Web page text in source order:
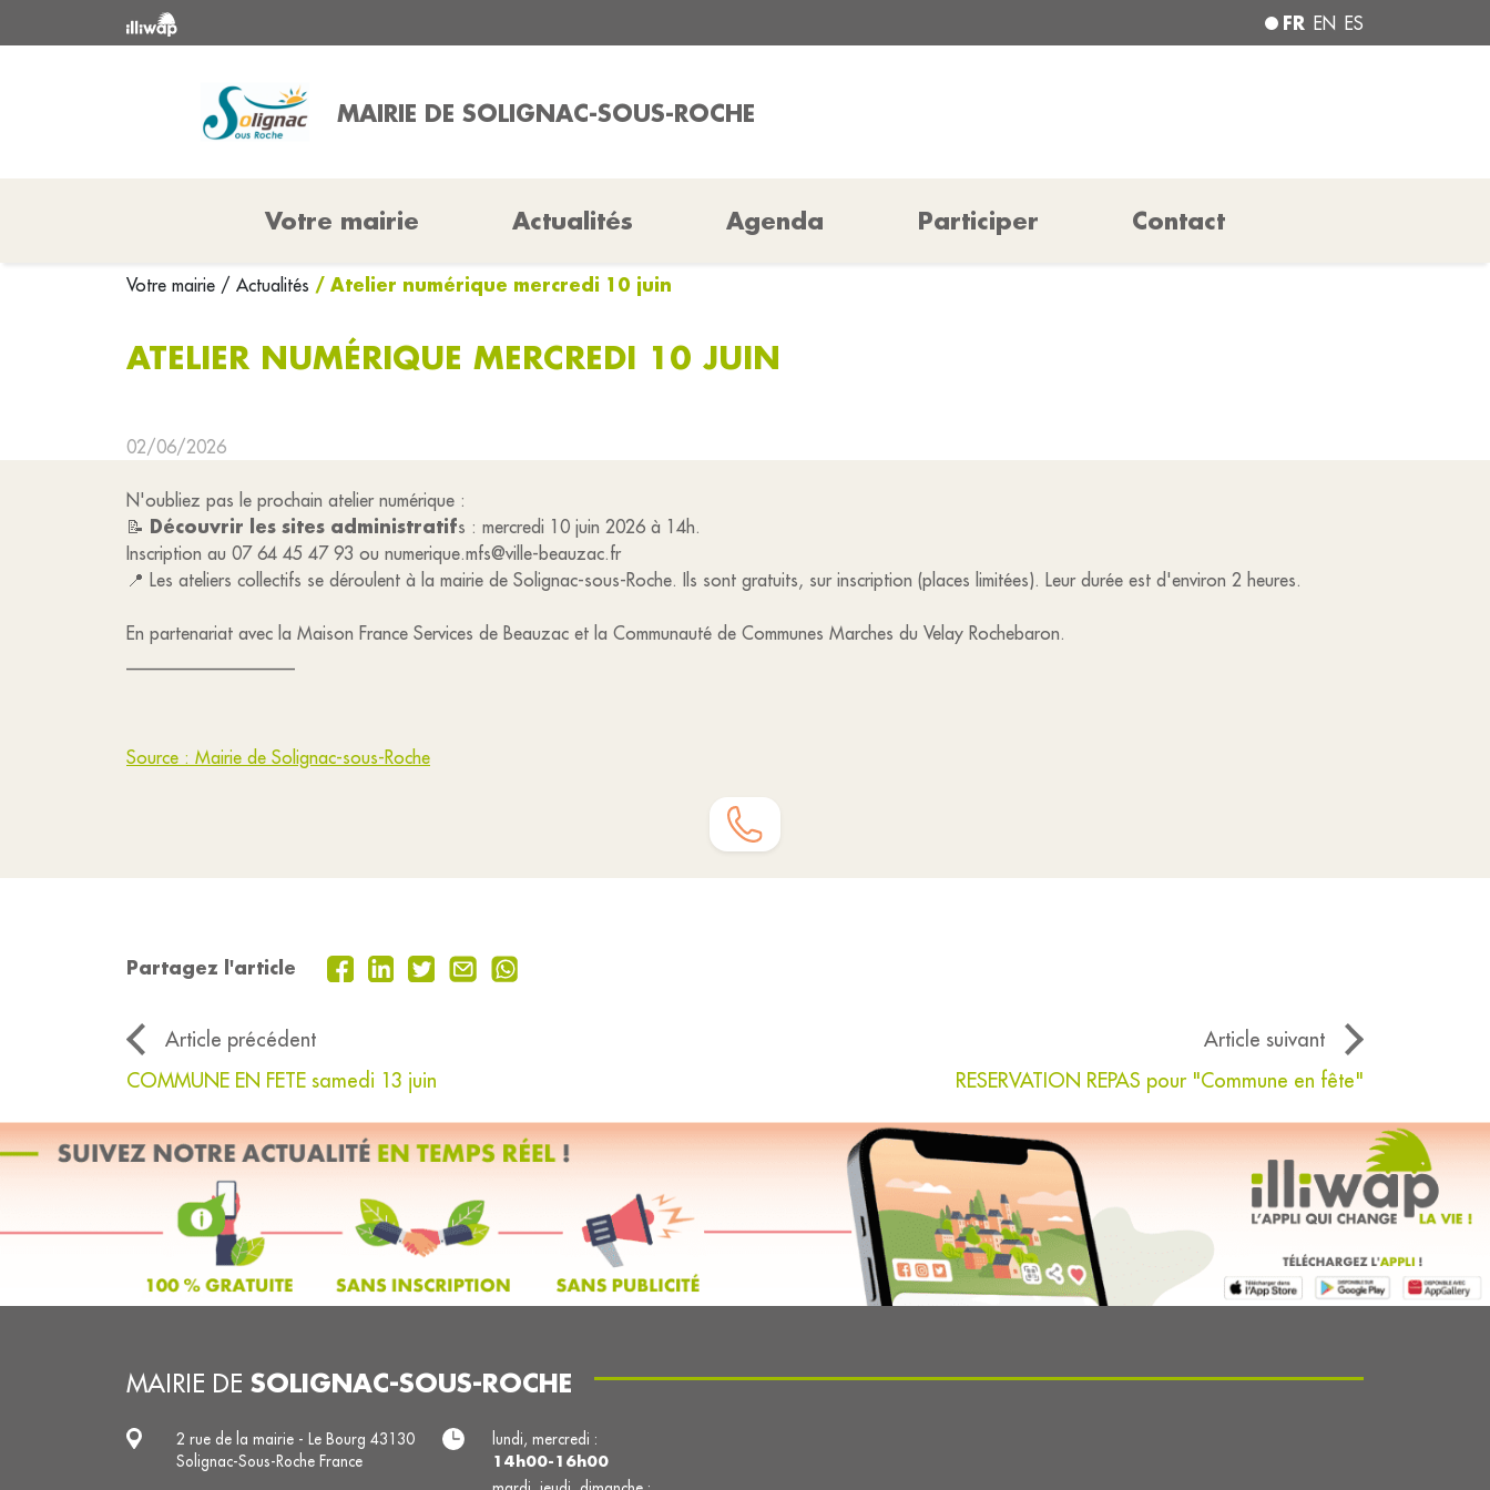
FR EN ES
MAIRIE DE SOLIGNAC-SOUS-ROCHE
Votre mairie Actualités Agenda Participer Contact
Votre mairie / Actualités / Atelier numérique mercredi 10 juin
ATELIER NUMÉRIQUE MERCREDI 10 JUIN
02/06/2026
N'oubliez pas le prochain atelier numérique :
📝 Découvrir les sites administratifs : mercredi 10 juin 2026 à 14h.
Inscription au 07 64 45 47 93 ou numerique.mfs@ville-beauzac.fr
📍 Les ateliers collectifs se déroulent à la mairie de Solignac-sous-Roche. Ils sont gratuits, sur inscription (places limitées). Leur durée est d'environ 2 heures.
En partenariat avec la Maison France Services de Beauzac et la Communauté de Communes Marches du Velay Rochebaron.
Source : Mairie de Solignac-sous-Roche
Partagez l'article
Article précédent
Article suivant
COMMUNE EN FETE samedi 13 juin
RESERVATION REPAS pour "Commune en fête"
MAIRIE DE SOLIGNAC-SOUS-ROCHE
2 rue de la mairie - Le Bourg 43130
Solignac-Sous-Roche France
lundi, mercredi :
14h00-16h00